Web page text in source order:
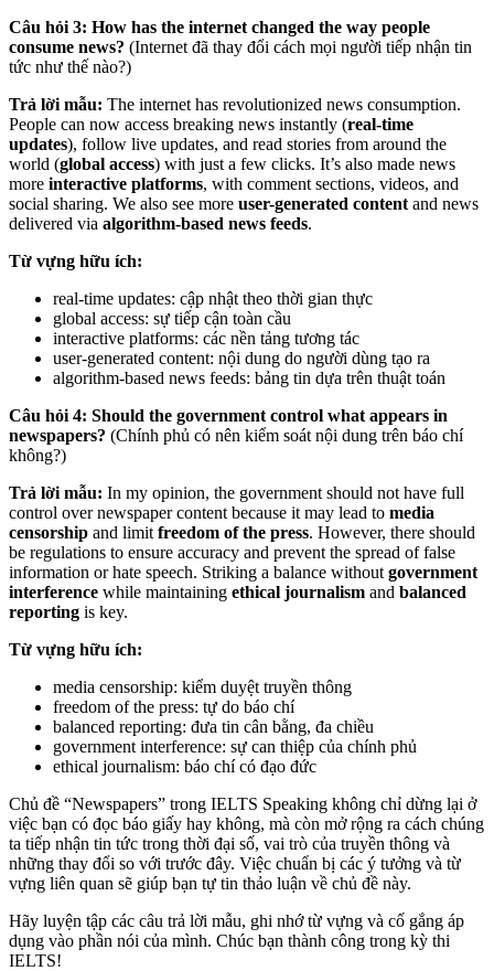
Câu hỏi 3: How has the internet changed the way people
consume news? (Internet đã thay đổi cách mọi người tiếp nhận tin
tức như thế nào?)
Trả lời mẫu: The internet has revolutionized news consumption.
People can now access breaking news instantly (real-time
updates), follow live updates, and read stories from around the
world (global access) with just a few clicks. It’s also made news
more interactive platforms, with comment sections, videos, and
social sharing. We also see more user-generated content and news
delivered via algorithm-based news feeds.
Từ vựng hữu ích:
real-time updates: cập nhật theo thời gian thực
global access: sự tiếp cận toàn cầu
interactive platforms: các nền tảng tương tác
user-generated content: nội dung do người dùng tạo ra
algorithm-based news feeds: bảng tin dựa trên thuật toán
Câu hỏi 4: Should the government control what appears in
newspapers? (Chính phủ có nên kiểm soát nội dung trên báo chí
không?)
Trả lời mẫu: In my opinion, the government should not have full
control over newspaper content because it may lead to media
censorship and limit freedom of the press. However, there should
be regulations to ensure accuracy and prevent the spread of false
information or hate speech. Striking a balance without government
interference while maintaining ethical journalism and balanced
reporting is key.
Từ vựng hữu ích:
media censorship: kiểm duyệt truyền thông
freedom of the press: tự do báo chí
balanced reporting: đưa tin cân bằng, đa chiều
government interference: sự can thiệp của chính phủ
ethical journalism: báo chí có đạo đức
Chủ đề “Newspapers” trong IELTS Speaking không chỉ dừng lại ở
việc bạn có đọc báo giấy hay không, mà còn mở rộng ra cách chúng
ta tiếp nhận tin tức trong thời đại số, vai trò của truyền thông và
những thay đổi so với trước đây. Việc chuẩn bị các ý tưởng và từ
vựng liên quan sẽ giúp bạn tự tin thảo luận về chủ đề này.
Hãy luyện tập các câu trả lời mẫu, ghi nhớ từ vựng và cố gắng áp
dụng vào phần nói của mình. Chúc bạn thành công trong kỳ thi
IELTS!